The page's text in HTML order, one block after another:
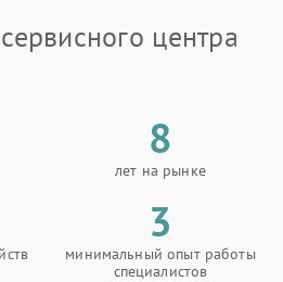
центра
8
лет на рынке
3
минимальный опыт работы
специалистов